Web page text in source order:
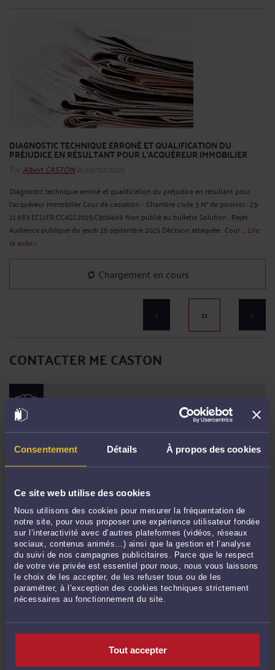
Consentement Détails À propos des cookies
Ce site web utilise des cookies
Nous utilisons des cookies pour mesurer la fréquentation de
notre site, pour vous proposer une expérience utilisateur fondée
sur l’interactivité avec d’autres plateformes (vidéos, réseaux
sociaux, contenus animés…) ainsi que la gestion et l’analyse
du suivi de nos campagnes publicitaires. Parce que le respect
de votre vie privée est essentiel pour nous, nous vous laissons
le choix de les accepter, de les refuser tous ou de les
paramétrer, à l’exception des cookies techniques strictement
nécessaires au fonctionnement du site.
Tout accepter
DIAGNOSTIC TECHNIQUE ERRONÉ ET QUALIFICATION DU
PRÉJUDICE EN RÉSULTANT POUR L'ACQUÉREUR IMMOBILIER
ParAlbert CASTONle 08/10/2025
Diagnostic technique erroné et qualification du préjudice en résultant pour
l'acquéreur immobilier Cour de cassation - Chambre civile 3 N° de pourvoi : 23-
21.683 ECLI:FR:CCASS:2025:C300469 Non publié au bulletin Solution : Rejet
Audience publique du jeudi 25 septembre 2025 Décision attaquée : Cour ... Lire
la suite >
LE JUGE PEUT RECHERCHER L'EXISTENCE D'UNE PERTE DE
CHANCE D'ÉVITER LE DOMMAGE ALORS QUE LUI ÉTAIT
DEMANDÉE LA RÉPARATION DE L'ENTIER PRÉJUDICE VOIR :
Le juge peut rechercher l'existence d'une perte de chance d'éviter le dommage
alors que lui était demandée la réparation de l'entier préjudice voir : - rendu le
Cour de cassation - Assemblée plénière ...Lire la suite >
le 23/09/2025